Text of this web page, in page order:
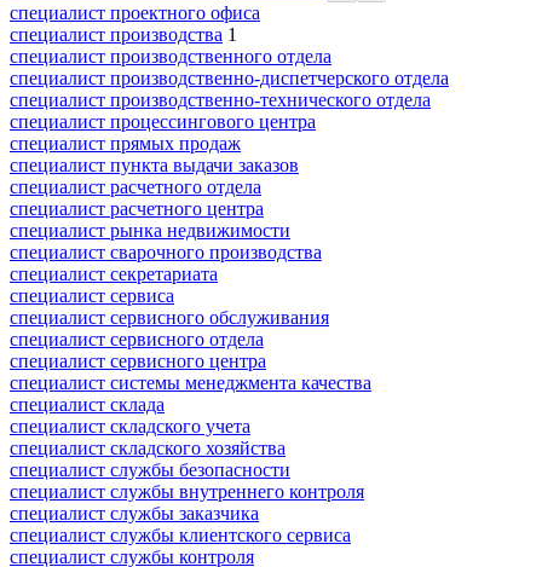
специалист проектного офиса
специалист производства 1
специалист производственного отдела
специалист производственно-диспетчерского отдела
специалист производственно-технического отдела
специалист процессингового центра
специалист прямых продаж
специалист пункта выдачи заказов
специалист расчетного отдела
специалист расчетного центра
специалист рынка недвижимости
специалист сварочного производства
специалист секретариата
специалист сервиса
специалист сервисного обслуживания
специалист сервисного отдела
специалист сервисного центра
специалист системы менеджмента качества
специалист склада
специалист складского учета
специалист складского хозяйства
специалист службы безопасности
специалист службы внутреннего контроля
специалист службы заказчика
специалист службы клиентского сервиса
специалист службы контроля